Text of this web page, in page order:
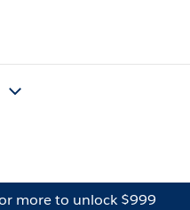
more to unlock $999